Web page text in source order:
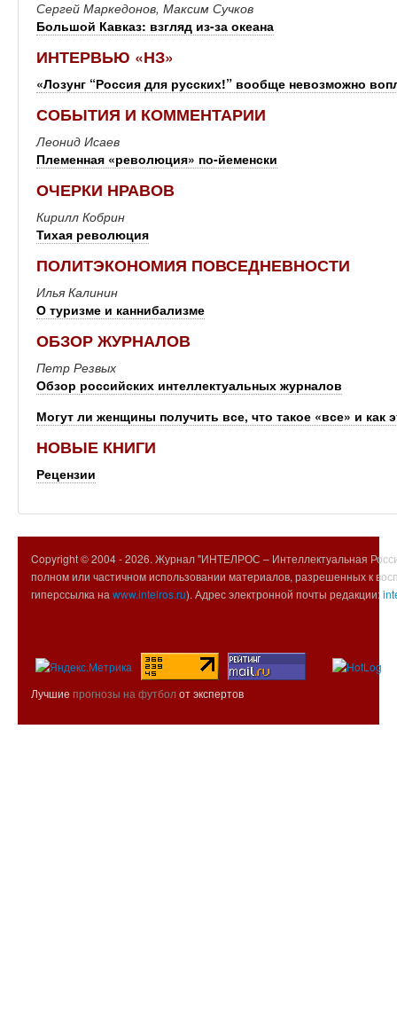
Сергей Маркедонов, Максим Сучков
Большой Кавказ: взгляд из-за океана
ИНТЕРВЬЮ «НЗ»
«Лозунг “Россия для русских!” вообще невозможно
СОБЫТИЯ И КОММЕНТАРИИ
Леонид Исаев
Племенная «революция» по-йеменски
ОЧЕРКИ НРАВОВ
Кирилл Кобрин
Тихая революция
ПОЛИТЭКОНОМИЯ ПОВСЕДНЕВНОСТИ
Илья Калинин
О туризме и каннибализме
ОБЗОР ЖУРНАЛОВ
Петр Резвых
Обзор российских интеллектуальных журналов
Могут ли женщины получить все, что такое «все» и как
НОВЫЕ КНИГИ
Рецензии
Copyright © 2004 -2026. Журнал "ИНТЕЛРОС – Интеллектуальная
полном или частичном использовании материалов, разрешенных к
гиперссылка на www.intelros.ru). Адрес электронной почты редакции:
Лучшие прогнозы на футбол от экспертов